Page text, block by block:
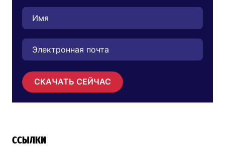
СКАЧАТЬ СЕЙЧАС
ССЫЛКИ